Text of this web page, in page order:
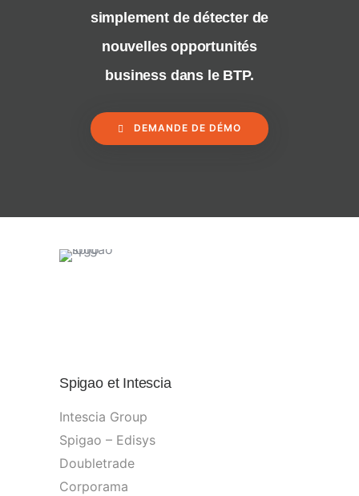
simplement de détecter de
nouvelles opportunités
business dans le BTP.
DEMANDE DE DÉMO
Spigao et Intescia
Intescia Group
Spigao – Edisys
Doubletrade
Corporama